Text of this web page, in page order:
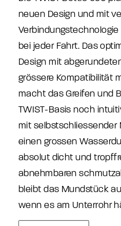
neuen Design und mit
bei jeder Fahrt. Das
Design mit
grössere Kompatibilität
macht das Greifen und
TWIST-Basis noch
mit selbstschliessender
einen grossen
absolut dicht und
abnehmbaren
bleibt das Mundstück
wenn es am Unterrohr